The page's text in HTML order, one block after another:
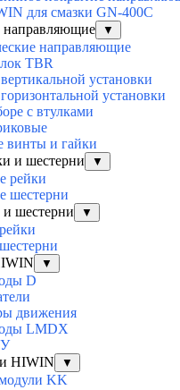
для смазки GN-400C
направляющие
▼
направляющие
TBR
установки
установки
с втулками
винты и гайки
и шестерни
▼
рейки
шестерни
и шестерни
▼
▼
D
движения
LMDX
HIWIN
▼
KK